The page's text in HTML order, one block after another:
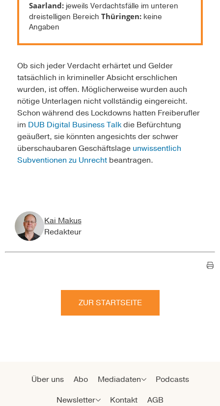
Saarland: jeweils Verdachtsfälle im unteren
dreistelligen Bereich Thüringen: keine
Angaben
Ob sich jeder Verdacht erhärtet und Gelder
tatsächlich in krimineller Absicht erschlichen
wurden, ist offen. Möglicherweise wurden auch
nötige Unterlagen nicht vollständig eingereicht.
Schon während des Lockdowns hatten Freiberufler
im DUB Digital Business Talkdie Befürchtung
geäußert, sie könnten angesichts der schwer
überschaubaren Geschäftslage unwissentlich
Subventionen zu Unrecht beantragen.
Kai Makus
Redakteur
ZUR STARTSEITE
Über uns Abo Mediadaten
Podcasts
Newsletter
Kontakt AGB